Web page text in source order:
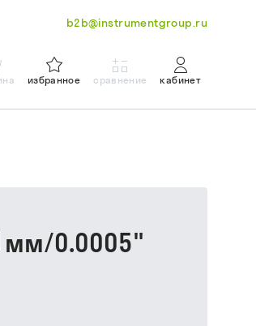
b2b@instrumentgroup.ru
избранное сравнение кабинет
0.0005"